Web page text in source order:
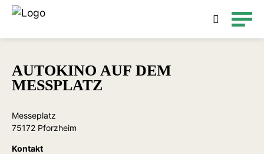
AUTOKINO AUF DEM
MESSPLATZ
Messeplatz
75172 Pforzheim
Kontakt